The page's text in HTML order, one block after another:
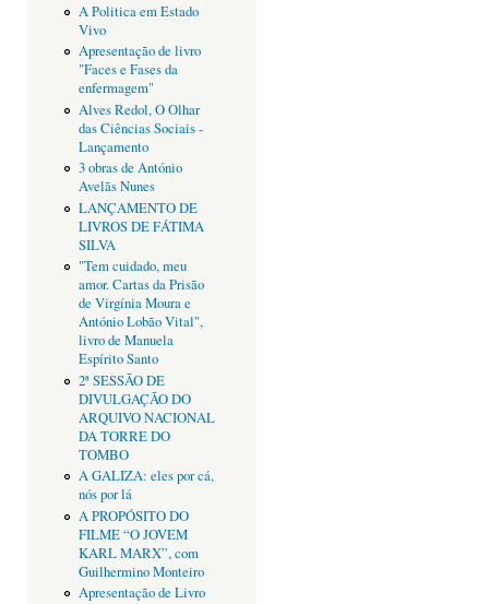
A Politica em Estado
Vivo
Apresentação de livro
"Faces e Fases da
enfermagem"
Alves Redol, O Olhar
das Ciências Sociais -
Lançamento
3 obras de António
Avelãs Nunes
LANÇAMENTO DE
LIVROS DE FÁTIMA
SILVA
"Tem cuidado, meu
amor. Cartas da Prisão
de Virgínia Moura e
António Lobão Vital",
livro de Manuela
Espírito Santo
2ª SESSÃO DE
DIVULGAÇÃO DO
ARQUIVO NACIONAL
DA TORRE DO
TOMBO
A GALIZA: eles por cá,
nós por lá
A PROPÓSITO DO
FILME “O JOVEM
KARL MARX”, com
Guilhermino Monteiro
Apresentação de Livro